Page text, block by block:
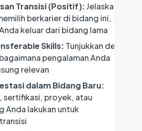
Transisi (Positif):Jelaskan
berkarier di bidang ini,
keluar dari bidang lama
Skills: Tunjukkan dengan
pengalaman Anda
relevan
dalam Bidang Baru:
sertifikasi, proyek, atau
Anda lakukan untuk